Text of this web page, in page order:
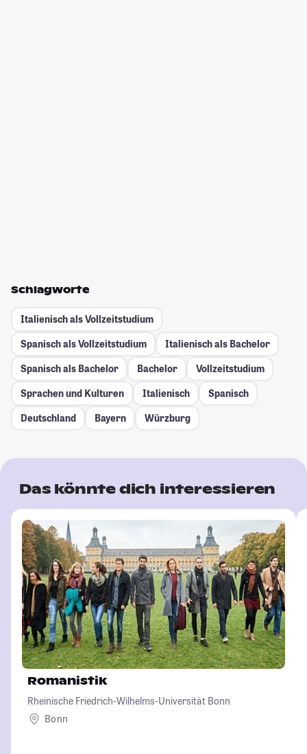
Schlagworte
Italienisch als Vollzeitstudium
Spanisch als Vollzeitstudium
Italienisch als Bachelor
Spanisch als Bachelor
Bachelor
Vollzeitstudium
Sprachen und Kulturen
Italienisch
Spanisch
Deutschland
Bayern Würzburg
Das könnte dich interessieren
Romanistik
Rheinische Friedrich-Wilhelms-Universität Bonn
Bonn